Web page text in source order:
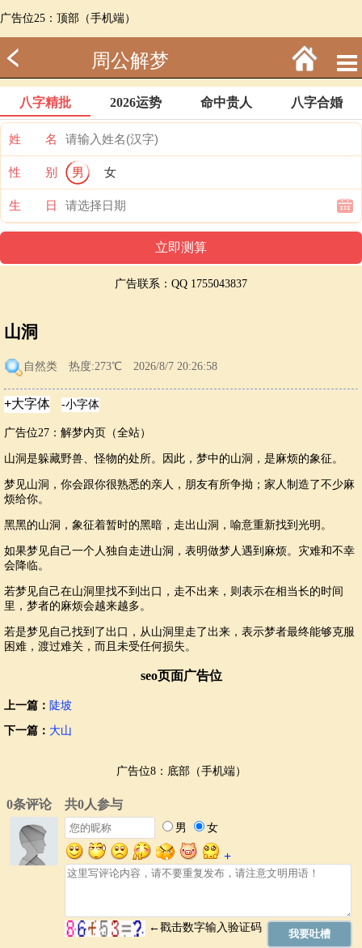
广告位25：顶部（手机端）
周公解梦
八字精批 2026运势 命中贵人 八字合婚
姓 名
性 别 男 女
生 日
广告联系：QQ 1755043837
山洞
自然类 热度:273℃ 2026/8/7 20:26:58
广告位27：解梦内页（全站）
山洞是躲藏野兽、怪物的处所。因此，梦中的山洞，是麻烦的象征。
梦见山洞，你会跟你很熟悉的亲人，朋友有所争拗；家人制造了不少麻
烦给你。
黑黑的山洞，象征着暂时的黑暗，走出山洞，喻意重新找到光明。
如果梦见自己一个人独自走进山洞，表明做梦人遇到麻烦。灾难和不幸
会降临。
若梦见自己在山洞里找不到出口，走不出来，则表示在相当长的时间
里，梦者的麻烦会越来越多。
若是梦见自己找到了出口，从山洞里走了出来，表示梦者最终能够克服
困难，渡过难关，而且未受任何损失。
seo页面广告位
上一篇： 陡坡
下一篇： 大山
广告位8：底部（手机端）